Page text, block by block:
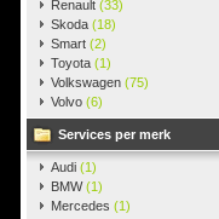
Renault (33)
Skoda (18)
Smart (2)
Toyota (1)
Volkswagen (75)
Volvo (6)
Services per merk
Audi (1)
BMW(1)
Mercedes (1)